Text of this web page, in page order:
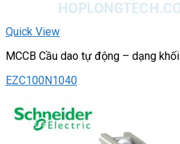
Quick View
MCCB Cầu dao tự động – dạng khối
EZC100N1040